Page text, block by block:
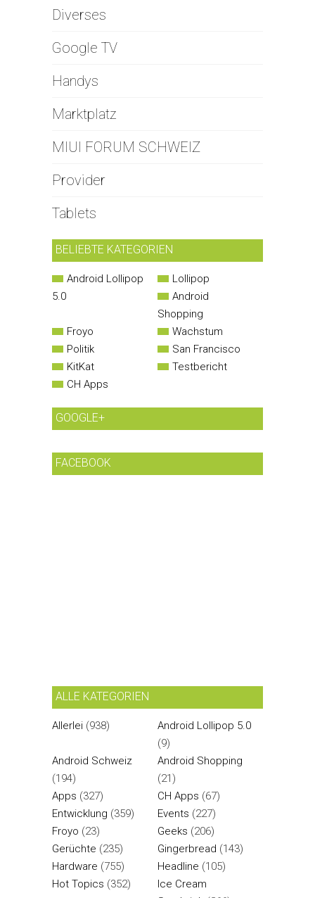
Diverses
Google TV
Handys
Marktplatz
MIUI FORUM SCHWEIZ
Provider
Tablets
BELIEBTE KATEGORIEN
Android Lollipop
5.0
Lollipop
Android
Shopping
Froyo
Wachstum
Politik
San Francisco
KitKat
Testbericht
CH Apps
GOOGLE+
FACEBOOK
ALLE KATEGORIEN
Allerlei (938)
Android Lollipop 5.0
(9)
Android Schweiz
(194)
Android Shopping
(21)
Apps (327) CH Apps (67)
Entwicklung (359) Events (227)
Froyo (23) Geeks (206)
Gerüchte (235) Gingerbread (143)
Hardware (755) Headline (105)
Hot Topics (352)
Ice Cream